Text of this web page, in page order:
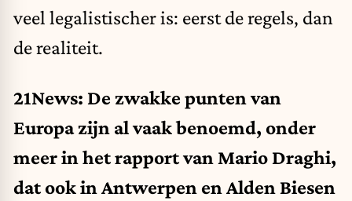
veel legalistischer is: eerst de regels, dan
de realiteit.
21News: De zwakke punten van
Europa zijn al vaak benoemd, onder
meer in het rapport van Mario Draghi,
dat ook in Antwerpen en Alden Biesen